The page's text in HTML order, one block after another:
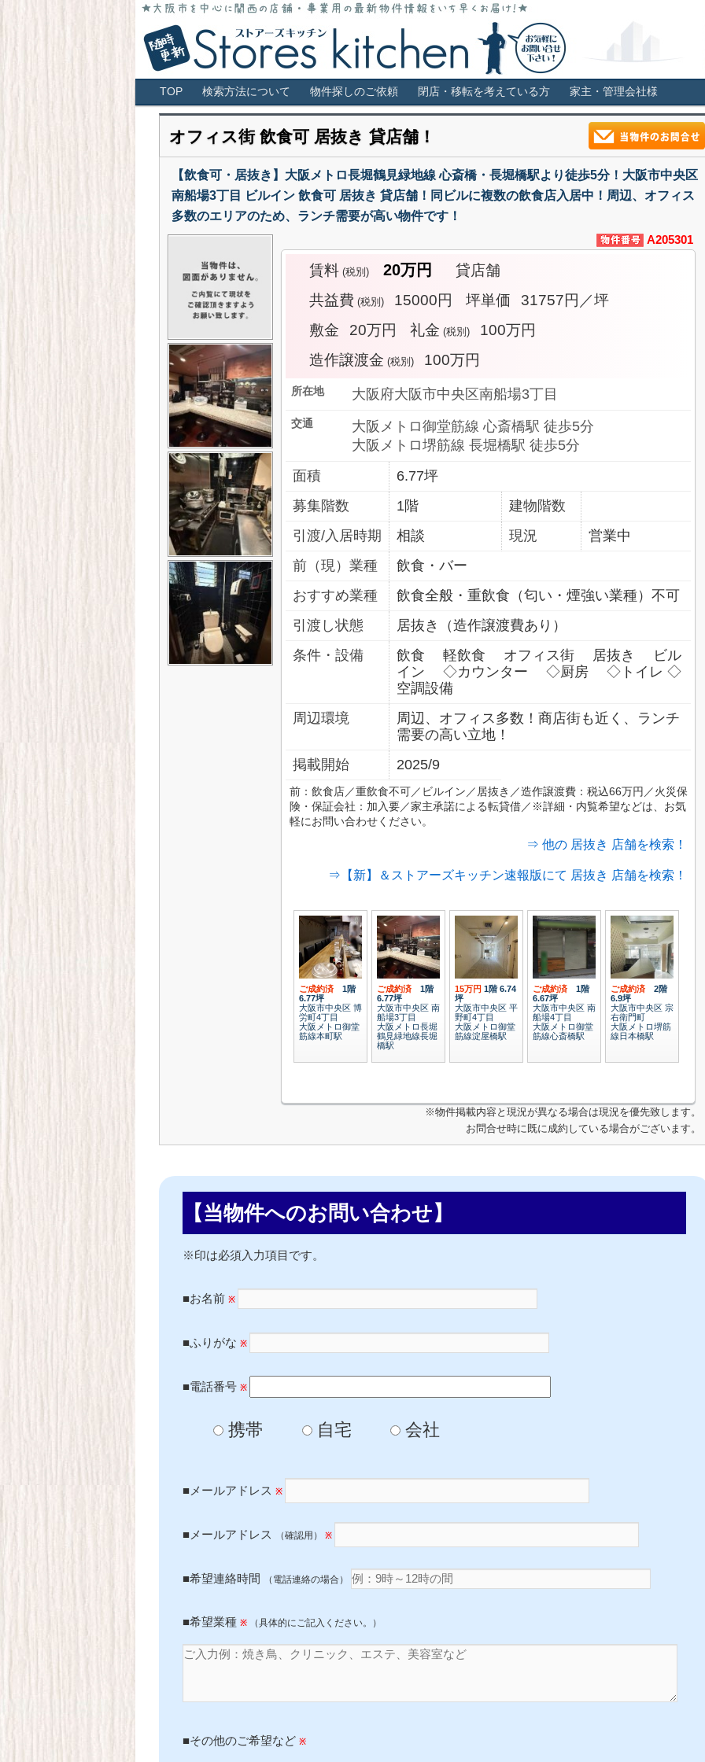
大阪 貸店舗 居抜き物件 スケルトン 飲食可店舗はス
大阪市全域・キタ・ミナミ・アメ村・福島・堀江・新町などの貸店舗情報サイト。居抜き・スケルトン・ロ
店！
メインメニュー
TOP 検索方法について 物件探しのご依頼 閉店・移転を考えている方 家主・管理会社様
オフィス街 飲食可 居抜き 貸店舗！
【飲食可・居抜き】大阪メトロ長堀鶴見緑地線 心斎橋・長堀橋駅より徒歩5分！大阪市中央区
南船場3丁目 ビルイン 飲食可 居抜き 貸店舗！同ビルに複数の飲食店入居中！周辺、オフィス
多数のエリアのため、ランチ需要が高い物件です！
A205301
賃料(税別) 20万円
貸店舗
共益費 (税別) 15000円 坪単価
31757円／坪
敷金
20万円 礼金 (税別)
100万円
造作譲渡金 (税別) 100万円
所在地 大阪府大阪市中央区南船場3丁目
交通
大阪メトロ御堂筋線 心斎橋駅 徒歩5分
大阪メトロ堺筋線 長堀橋駅 徒歩5分
面積
6.77坪
募集階数
1階
建物階数
引渡/入居時期
相談 現況
営業中
前（現）業種
飲食・バー
おすすめ業種
飲食全般・重飲食（匂い・煙強い業種）不可
引渡し状態
居抜き（造作譲渡費あり）
条件・設備
飲食 軽飲食 オフィス街 居抜き ビル
イン ◇カウンター ◇厨房 ◇トイレ ◇
空調設備
周辺環境
周辺、オフィス多数！商店街も近く、ランチ
需要の高い立地！
掲載開始
2025/9
前：飲食店／重飲食不可／ビルイン／居抜き／造作譲渡費：税込66万円／火災保
険・保証会社：加入要／家主承諾による転貸借／※詳細・内覧希望などは、お気
軽にお問い合わせください。
⇒ 他の 居抜き 店舗を検索！
⇒【新】＆ストアーズキッチン速報版にて 居抜き 店舗を検索！
ご成約済 1階
6.77坪
大阪市中央区 博
労町4丁目
大阪メトロ御堂
筋線本町駅
ご成約済 1階
6.77坪
大阪市中央区 南
船場3丁目
大阪メトロ長堀
鶴見緑地線長堀
橋駅
15万円 1階6.74
坪
大阪市中央区 平
野町4丁目
大阪メトロ御堂
筋線淀屋橋駅
ご成約済 1階
6.67坪
大阪市中央区 南
船場4丁目
大阪メトロ御堂
筋線心斎橋駅
ご成約済 2階
6.9坪
大阪市中央区 宗
右衛門町
大阪メトロ堺筋
線日本橋駅
※物件掲載内容と現況が異なる場合は現況を優先致します。
お問合せ時に既に成約している場合がございます。
【当物件へのお問い合わせ】
※印は必須入力項目です。
■お名前 ※
■ふりがな ※
■電話番号 ※
携帯 自宅 会社
■メールアドレス ※
■メールアドレス （確認用） ※
■希望連絡時間 （電話連絡の場合）
■希望業種 ※ （具体的にご記入ください。）
■その他のご希望など ※